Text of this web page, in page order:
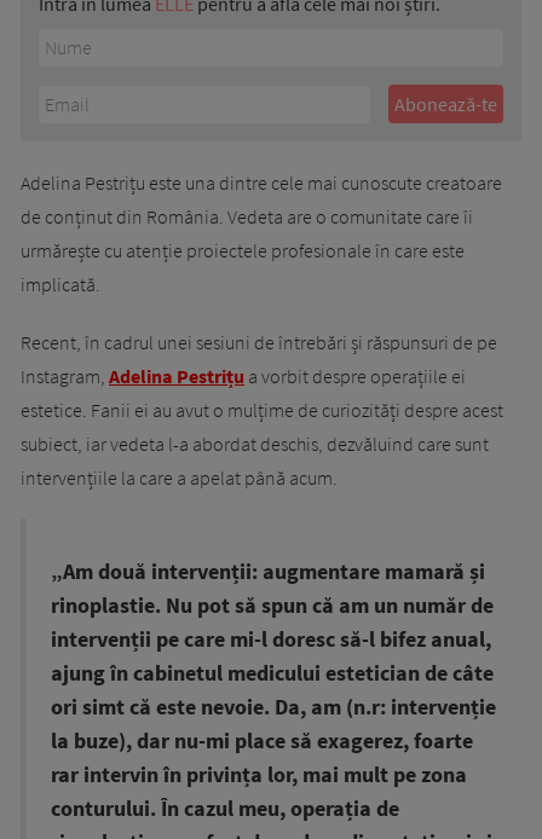
Adelina Pestrițu este una dintre cele mai cunoscute creatoare
de conținut din România. Vedeta are o comunitate care îi
urmărește cu atenție proiectele profesionale în care este
implicată.
Recent, în cadrul unei sesiuni de întrebări și răspunsuri de pe
Instagram, Adelina Pestrițu a vorbit despre operațiile ei
estetice. Fanii ei au avut o mulțime de curiozități despre acest
subiect, iar vedeta l-a abordat deschis, dezvăluind care sunt
intervențiile la care a apelat până acum.
„Am două intervenții: augmentare mamară și
rinoplastie. Nu pot să spun că am un număr de
intervenții pe care mi-l doresc să-l bifez anual,
ajung în cabinetul medicului estetician de câte
ori simt că este nevoie. Da, am (n.r: intervenție
la buze), dar nu-mi place să exagerez, foarte
rar intervin în privința lor, mai mult pe zona
conturului. În cazul meu, operația de